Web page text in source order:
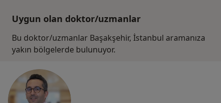
Uygun olan doktor/uzmanlar
Bu doktor/uzmanlar Başakşehir, İstanbul aramanıza
yakın bölgelerde bulunuyor.